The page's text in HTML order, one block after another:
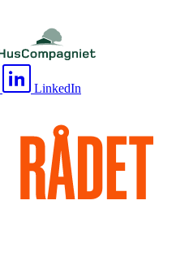
LinkedIn